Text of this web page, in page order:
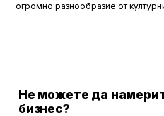
огромно разнообразие от
Не можете да
бизнес?